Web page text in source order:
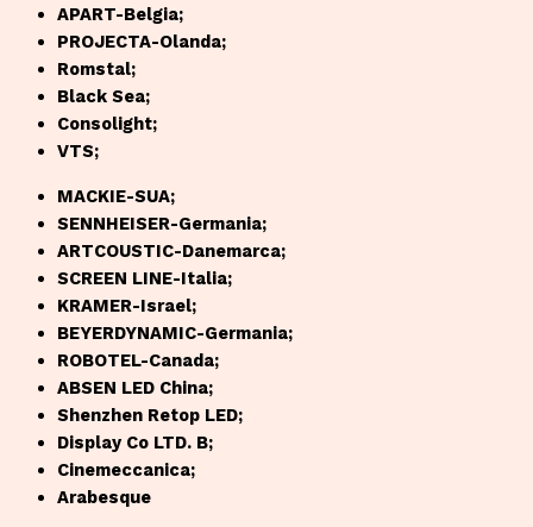
APART-Belgia;
PROJECTA-Olanda;
Romstal;
Black Sea;
Consolight;
VTS;
MACKIE-SUA;
SENNHEISER-Germania;
ARTCOUSTIC-Danemarca;
SCREEN LINE-Italia;
KRAMER-Israel;
BEYERDYNAMIC-Germania;
ROBOTEL-Canada;
ABSEN LED China;
Shenzhen Retop LED;
Display Co LTD. B;
Cinemeccanica;
Arabesque